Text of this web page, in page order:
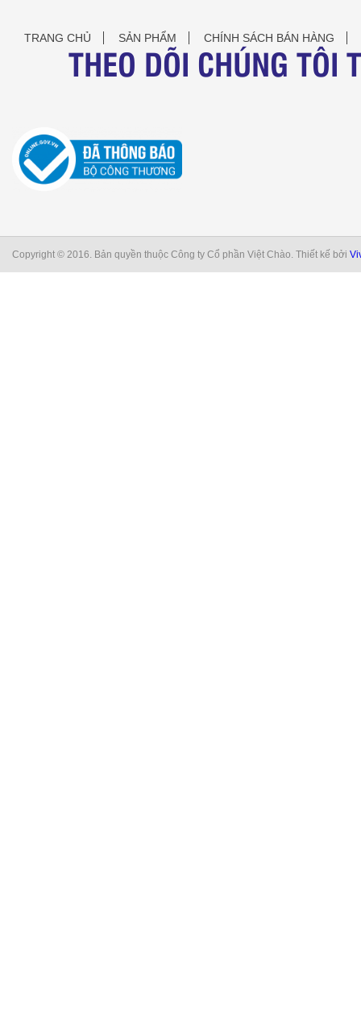
TRANG CHỦ SẢN PHẨM CHÍNH SÁCH BÁN HÀNG
THEO DÕI CHÚNG TÔI
Copyright © 2016. Bản quyền thuộc Công ty Cổ phần Việt Chào. Thiết kế bởi